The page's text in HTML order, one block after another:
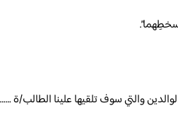
والتي سوف تلقيها علينا الطالب/ة